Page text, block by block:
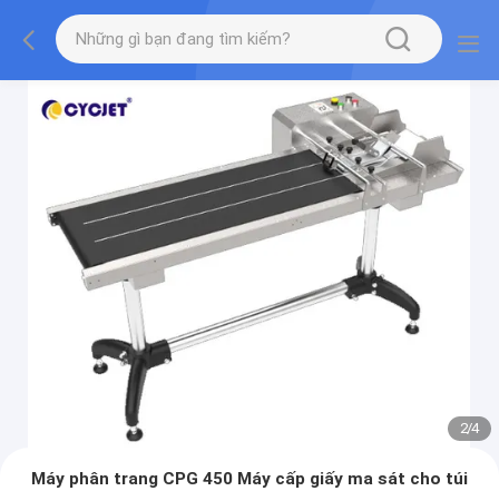
2/4
Máy phân trang CPG 450 Máy cấp giấy ma sát cho túi